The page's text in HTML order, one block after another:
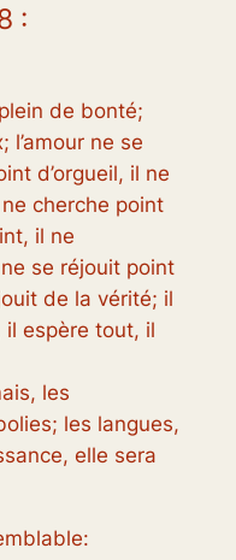
:
de bonté;
l’amour ne se
d’orgueil, il ne
cherche point
il ne
se réjouit point
de la vérité; il
espère tout, il
les
les langues,
elle sera